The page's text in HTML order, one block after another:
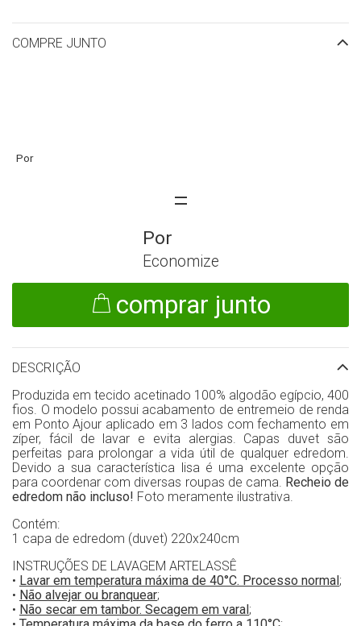
COMPRE JUNTO
Economize
comprar junto
DESCRIÇÃO
Produzida em tecido acetinado 100% algodão egípcio, 400
fios. O modelo possui acabamento de entremeio de renda
em Ponto Ajour aplicado em 3 lados com fechamento em
zíper, fácil de lavar e evita alergias. Capas duvet são
perfeitas para prolongar a vida útil de qualquer edredom.
Devido a sua característica lisa é uma excelente opção
para coordenar com diversas roupas de cama. Recheio de
edredom não incluso! Foto meramente ilustrativa.
Contém:
1 capa de edredom (duvet) 220x240cm
INSTRUÇÕES DE LAVAGEM ARTELASSÊ
• Lavar em temperatura máxima de 40°C. Processo normal;
• Não alvejar ou branquear;
• Não secar em tambor. Secagem em varal;